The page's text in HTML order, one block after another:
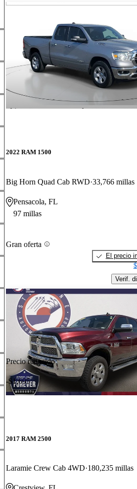
2022 RAM 1500
Big Horn Quad Cab RWD 33,766 millas
Pensacola, FL
97 millas
Gran oferta
El precio
Verif.
Precio reducido
-$1,695
2017 RAM 2500
Laramie Crew Cab 4WD 180,235 millas